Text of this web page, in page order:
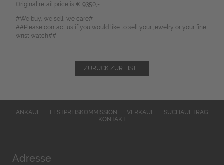
Original retail price is € 9350,-.
#We buy, we sell, we care#
##Please contact us if you would like to sell your jewelry or your fine
wrist watch##
ZURÜCK ZUR LISTE
ANKAUF FESTPREISKOMMISSION VERKAUF
SUCHAUFTRAG
KONTAKT
Adresse